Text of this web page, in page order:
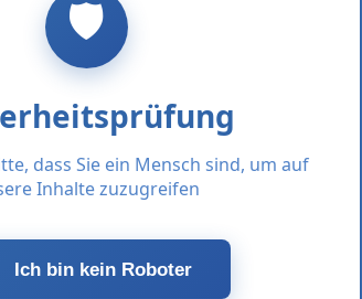
dass Sie ein Mensch sind, um auf
Inhalte zuzugreifen
Ich bin kein Roboter